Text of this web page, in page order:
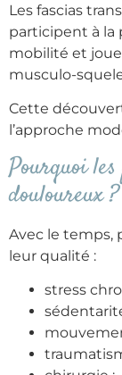
Les fascias
participent à la
mobilité et
musculo-
Cette
l’approche
Pourquoi
douloureux ?
Avec le temps,
leur qualité :
stress